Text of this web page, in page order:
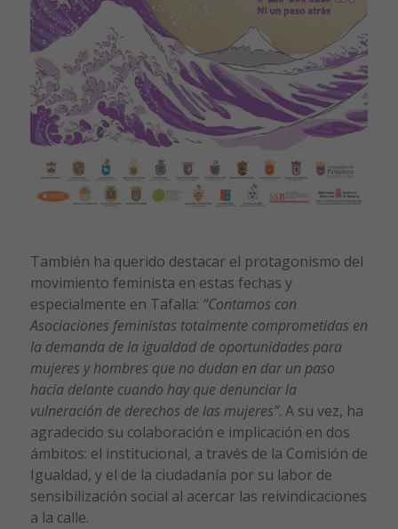
También ha querido destacar el protagonismo del
movimiento feminista en estas fechas y
especialmente en Tafalla: “Contamos con
Asociaciones feministas totalmente comprometidas en
la demanda de la igualdad de oportunidades para
mujeres y hombres que no dudan en dar un paso
hacia delante cuando hay que denunciar la
vulneración de derechos de las mujeres”. A su vez, ha
agradecido su colaboración e implicación en dos
ámbitos: el institucional, a través de la Comisión de
Igualdad, y el de la ciudadanía por su labor de
sensibilización social al acercar las reivindicaciones
a la calle.